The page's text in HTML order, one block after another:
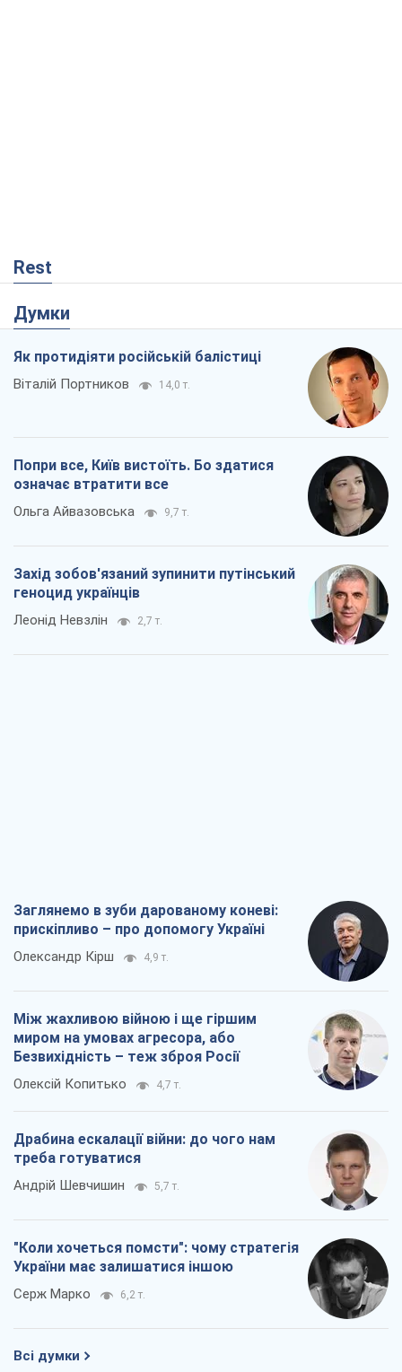
Rest
Думки
Як протидіяти російській балістиці
Віталій Портников 14,0 т.
Попри все, Київ вистоїть. Бо здатися
означає втратити все
Ольга Айвазовська 9,7 т.
Захід зобов'язаний зупинити путінський
геноцид українців
Леонід Невзлін 2,7 т.
Заглянемо в зуби дарованому коневі:
прискіпливо – про допомогу Україні
Олександр Кірш 4,9 т.
Між жахливою війною і ще гіршим
миром на умовах агресора, або
Безвихідність – теж зброя Росії
Олексій Копитько 4,7 т.
Драбина ескалації війни: до чого нам
треба готуватися
Андрій Шевчишин 5,7 т.
"Коли хочеться помсти": чому стратегія
України має залишатися іншою
Серж Марко 6,2 т.
Всі думки